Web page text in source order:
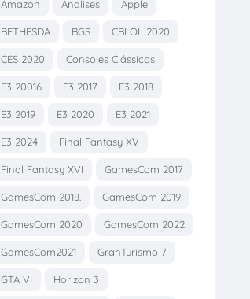
Amazon Analises Apple
BETHESDA BGS CBLOL 2020
CES 2020 Consoles Clássicos
E3 20016 E3 2017 E3 2018
E3 2019 E3 2020 E3 2021
E3 2024 Final Fantasy XV
Final Fantasy XVI GamesCom 2017
GamesCom 2018. GamesCom 2019
GamesCom 2020 GamesCom 2022
GamesCom2021 GranTurismo 7
GTA VI Horizon 3